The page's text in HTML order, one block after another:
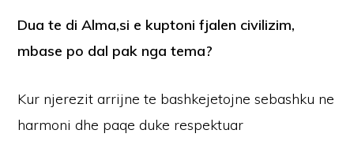
Dua te di Alma,si e kuptoni fjalen civilizim,
mbase po dal pak nga tema?
Kur njerezit arrijne te bashkejetojne sebashku ne
harmoni dhe paqe duke respektuar